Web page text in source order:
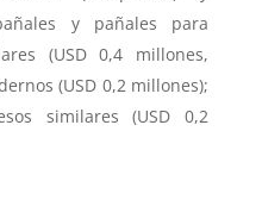
y pañales para
(USD 0,4 millones,
(USD 0,2 millones);
similares (USD 0,2